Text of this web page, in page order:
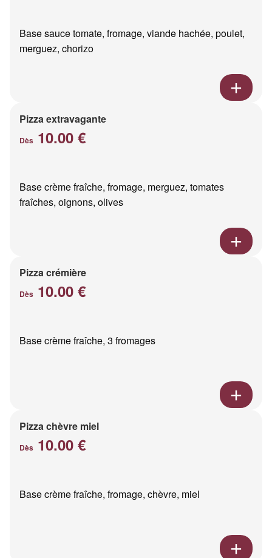
Base sauce tomate, fromage, viande hachée, poulet,
merguez, chorizo
Pizza extravagante
Dès 10.00 €
Base crème fraîche, fromage, merguez, tomates
fraîches, oignons, olives
Pizza crémière
Dès 10.00 €
Base crème fraîche, 3 fromages
Pizza chèvre miel
Dès 10.00 €
Base crème fraîche, fromage, chèvre, miel